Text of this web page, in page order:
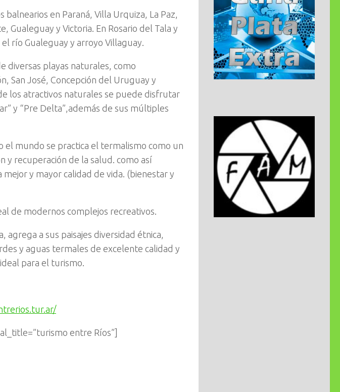
en Paraná, Villa Urquiza, La Paz,
Gualeguay y Victoria. En Rosario del Tala y
río Gualeguay y arroyo Villaguay.
diversas playas naturales, como
San José, Concepción del Uruguay y
los atractivos naturales se puede disfrutar
y “Pre Delta”,además de sus múltiples
el mundo se practica el termalismo como un
y recuperación de la salud. como así
y mayor calidad de vida. (bienestar y
de modernos complejos recreativos.
a sus paisajes diversidad étnica,
y aguas termales de excelente calidad y
para el turismo.
entre Ríos”]